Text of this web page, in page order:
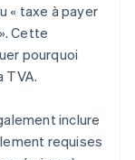
« taxe à payer
Cette
pourquoi
TVA.
inclure
requises